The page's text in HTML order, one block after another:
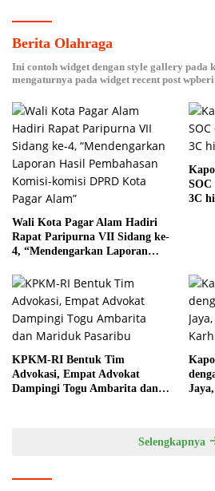
Berita Olahraga
Ini contoh widget dengan style gallery pada
mengaturnya pada widget recent post
Wali Kota Pagar Alam Hadiri
Rapat Paripurna VII Sidang ke-
4, “Mendengarkan Laporan
komisi DPRD Kota Pagar
Alam”
SOC
3C
KPKM-RI Bentuk Tim
Advokasi, Empat Advokat
Dampingi Togu Ambarita dan
Selengkapnya